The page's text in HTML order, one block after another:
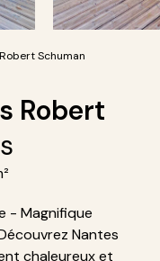
Schuman
Robert
- Magnifique
Nantes
chaleureux et